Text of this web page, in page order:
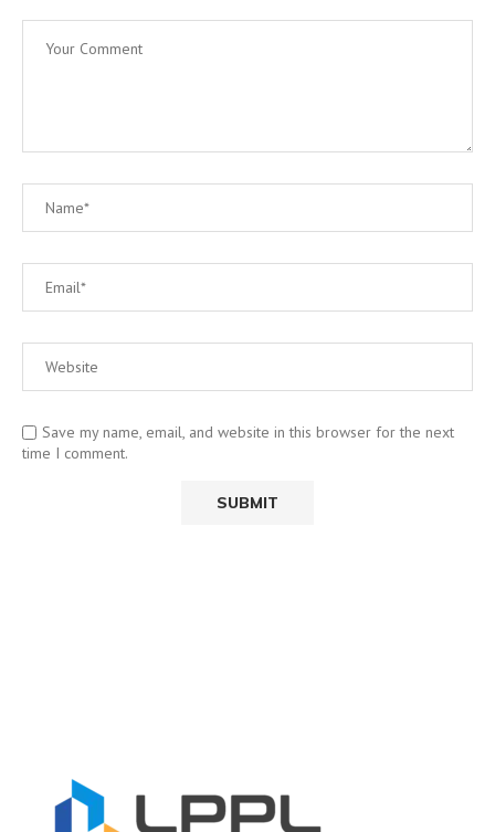
Save my name, email, and website in this browser for the next
time I comment.